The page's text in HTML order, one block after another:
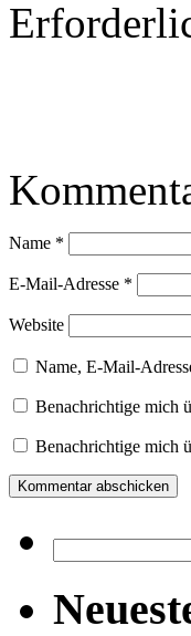
Name *
E-Mail-Adresse *
Website
Name, E-Mail-
Benachrichtige mich
Benachrichtige mich
nach: